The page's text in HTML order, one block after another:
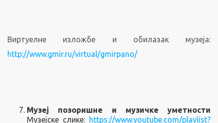
Виртуелне изложбе и обилазак музеја:
http://www.gmir.ru/virtual/gmirpano/
Музеј позоришне и музичке уметности
Музејске слике: https://www.youtube.com/playlist?